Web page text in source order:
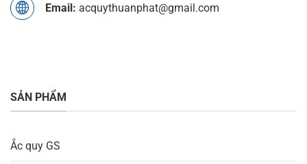
Email: acquythuanphat@gmail.com
SẢN PHẨM
Ắc quy GS